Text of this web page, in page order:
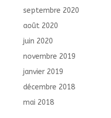
septembre 2020
août 2020
juin 2020
novembre 2019
janvier 2019
décembre 2018
mai 2018